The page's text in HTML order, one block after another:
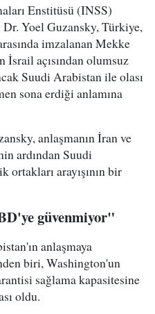
Enstitüsü (INSS)
Dr. Yoel Guzansky, Türkiye,
imzalanan Mekke
İsrail açısından olumsuz
Suudi Arabistan ile olası
sona erdiği anlamına
anlaşmanın İran ve
ardından Suudi
ortakları arayışının bir
güvenmiyor"
anlaşmaya
biri, Washington'un
sağlama kapasitesine
oldu.